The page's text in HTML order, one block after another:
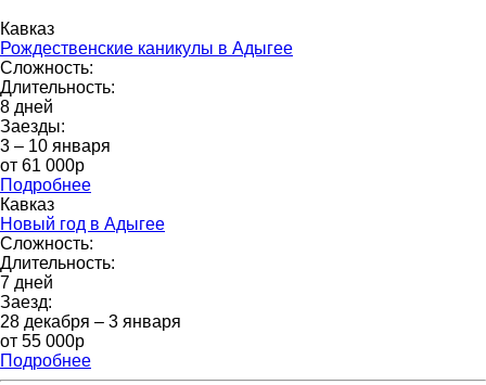
Кавказ
Рождественские каникулы в Адыгее
Сложность:
Длительность:
8 дней
Заезды:
3 – 10 января
от 61 000p
Подробнее
Кавказ
Новый год в Адыгее
Сложность:
Длительность:
7 дней
Заезд:
28 декабря – 3 января
от 55 000р
Подробнее